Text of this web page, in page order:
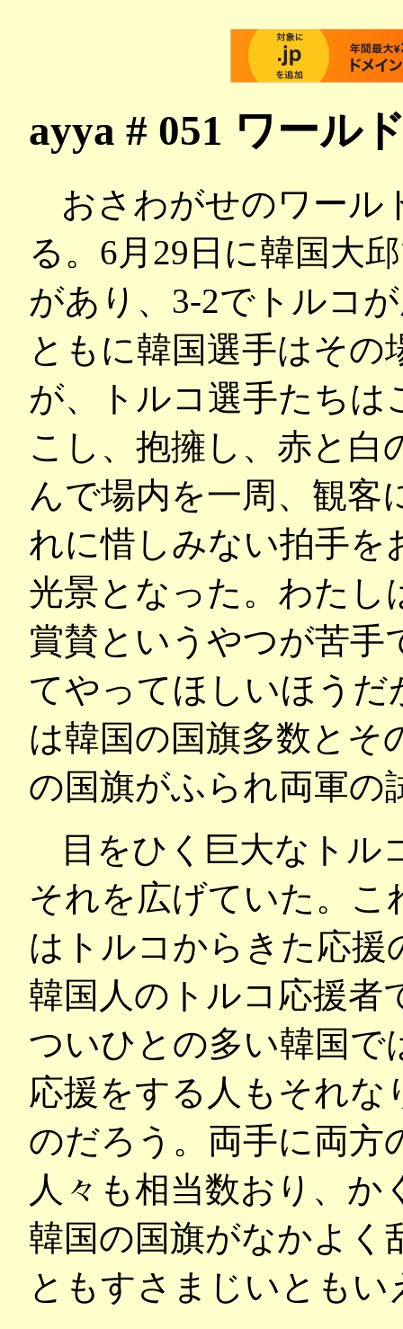
ayya # 051 ワール
おさわがせのワール
る。6月29日に韓国大
があり、3-2でトルコ
ともに韓国選手はそ
が、トルコ選手たち
こし、抱擁し、赤と白
んで場内を一周、観客
れに惜しみない拍手を
光景となった。わたし
賞賛というやつが苦手
てやってほしいほう
は韓国の国旗多数とそ
の国旗がふられ両軍の
目をひく巨大なトル
それを広げていた。
はトルコからきた応
韓国人のトルコ応援者
ついひとの多い韓国で
応援をする人もそれ
のだろう。両手に両方
人々も相当数おり、
韓国の国旗がなかよく
ともすさまじいとも